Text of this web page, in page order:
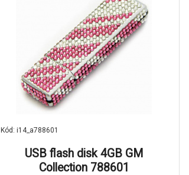
Kód: i14_a788601
USB flash disk 4GB GM
Collection 788601